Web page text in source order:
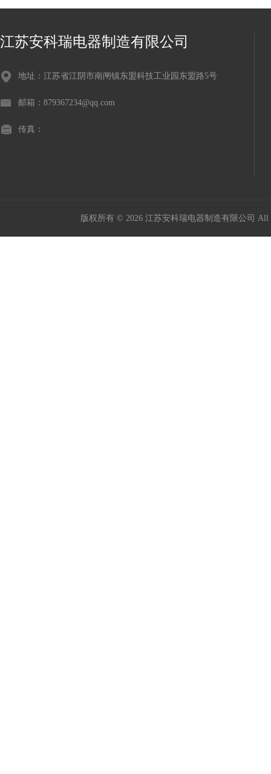
江苏安科瑞电器制造有限公司
地址：江苏省江阴市南闸镇东盟科技工业园东盟路5号
邮箱：879367234@qq.com
传真：
版权所有 © 2026 江苏安科瑞电器制造有限公司